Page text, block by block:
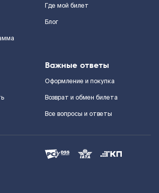
Где мой билет
Блог
Важные ответы
Оформление и покупка
Возврат и обмен билета
Все вопросы и ответы